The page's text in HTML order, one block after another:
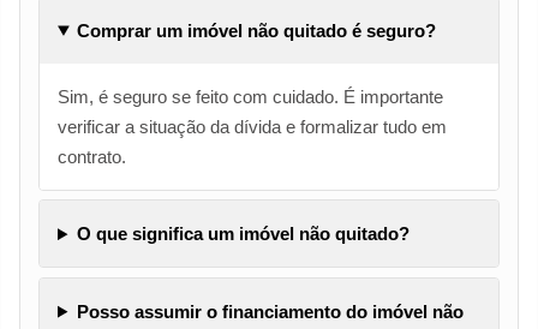
Comprar um imóvel não quitado é seguro?
Sim, é seguro se feito com cuidado. É importante
verificar a situação da dívida e formalizar tudo em
contrato.
O que significa um imóvel não quitado?
Posso assumir o financiamento do imóvel não